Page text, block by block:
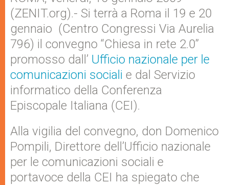
(ZENIT.org).- Si terrà a Roma il 19 e 20
gennaio (Centro Congressi Via Aurelia
796) il convegno “Chiesa in rete 2.0”
promosso dall’ Ufficio nazionale per le
comunicazioni sociali e dal Servizio
informatico della Conferenza
Episcopale Italiana (CEI).
Alla vigilia del convegno, don Domenico
Pompili, Direttore dell’Ufficio nazionale
per le comunicazioni sociali e
portavoce della CEI ha spiegato che